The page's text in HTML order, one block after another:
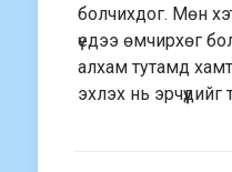
болчихдог. Мөн
үедээ өмчирхөг
алхам тутамд
эхлэх нь